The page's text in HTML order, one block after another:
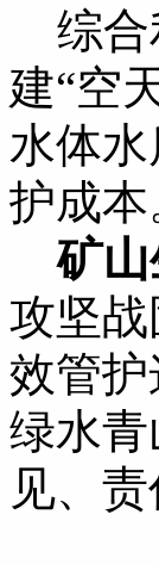
综合
建“空
水体
护成本
矿
攻坚
效管
绿水
见、